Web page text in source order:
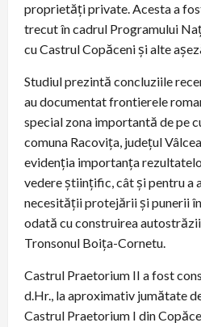
proprietăți private. Acesta a
trecut în cadrul Programului
cu Castrul Copăceni și alte
Studiul prezintă concluziile
au documentat frontierele
special zona importantă de pe
comuna Racovița, județul
evidenția importanța
vedere științific, cât și pentru a
necesității protejării și punerii
odată cu construirea
Tronsonul Boița-Cornetu.
Castrul Praetorium II a fost
d.Hr., la aproximativ jumătate
Castrul Praetorium I din